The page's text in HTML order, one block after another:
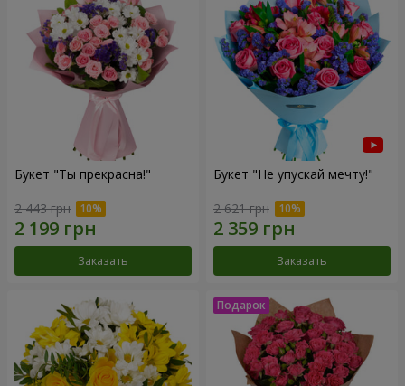
Букет "Ты прекрасна!"
2 443 грн
Заказать
Букет "Не упускай мечту!"
2 621 грн
Заказать